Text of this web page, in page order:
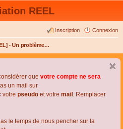
REEL
Connexion
Inscription
[REEL] - Un problème de connexion ou d'inscription ?
que votre compte ne sera
un mail sur
votre pseudo et votre mail . Remplacer
le temps de nous pencher sur la